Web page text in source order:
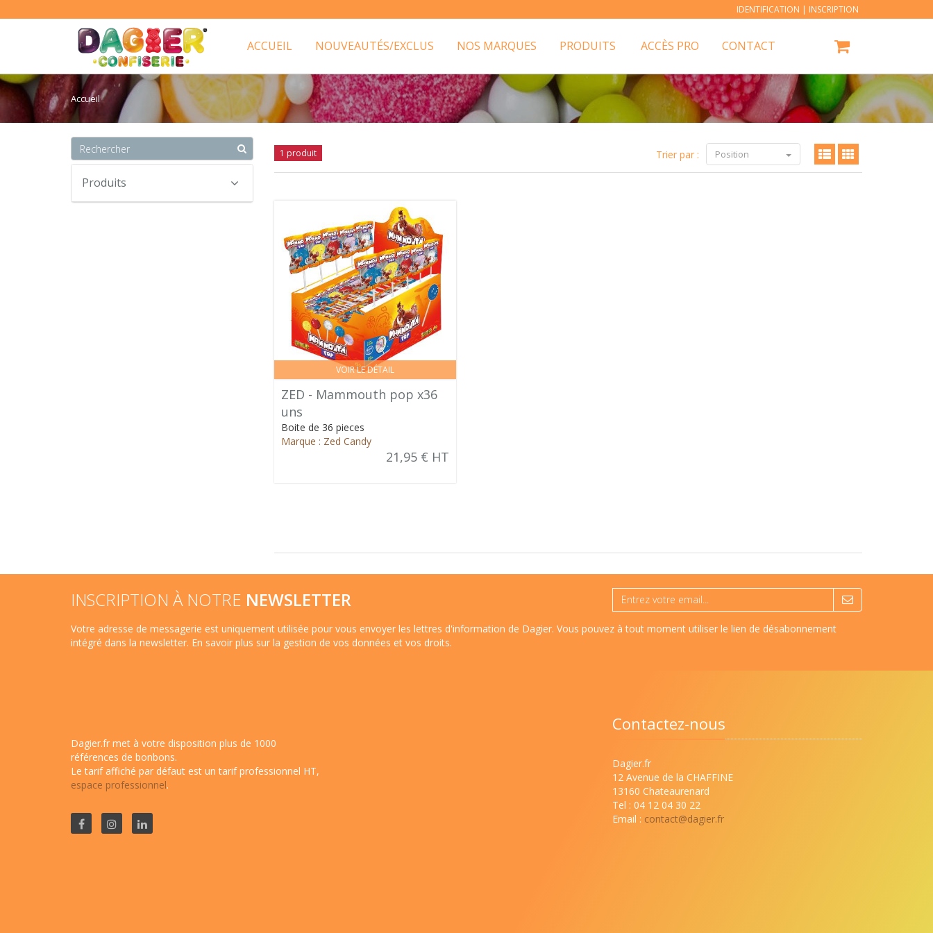
IDENTIFICATION | INSCRIPTION
ACCUEIL NOUVEAUTÉS/EXCLUS NOS MARQUES PRODUITS ACCÈS PRO CONTACT
Accueil
Produits
1 produit Trier par : Position
VOIR LE DÉTAIL
ZED - Mammouth pop x36
uns
Boite de 36 pieces
Marque : Zed Candy
21,95 € HT
INSCRIPTION À NOTRE NEWSLETTER
Votre adresse de messagerie est uniquement utilisée pour vous envoyer les lettres d'information de Dagier. Vous pouvez à tout moment utiliser le lien de désabonnement
intégré dans la newsletter. En savoir plus sur la gestion de vos données et vos droits.
Dagier.fr met à votre disposition plus de 1000
références de bonbons.
Le tarif affiché par défaut est un tarif professionnel HT,
espace professionnel.
Contactez-nous
Dagier.fr
12 Avenue de la CHAFFINE
13160 Chateaurenard
Tel : 04 12 04 30 22
Email : contact@dagier.fr